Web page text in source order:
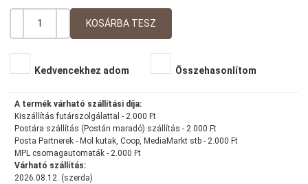
Mennyiség
Kedvencekhez adom Összehasonlítom
A termék várható szállítási díja:
Kiszállítás futárszolgálattal - 2.000 Ft
Postára szállítás (Postán maradó) szállítás - 2.000 Ft
Posta Partnerek - Mol kutak, Coop, MediaMarkt stb - 2.000 Ft
MPL csomagautomaták - 2.000 Ft
Várható szállítás:
2026.08.12. (szerda)